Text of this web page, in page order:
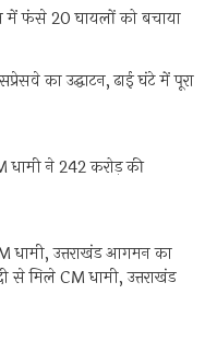
में फंसे 20 घायलों को बचाया
का उद्घाटन, ढाई घंटे में पूरा
धामी ने 242 करोड़ की
धामी, उत्तराखंड आगमन का
से मिले CM धामी, उत्तराखंड